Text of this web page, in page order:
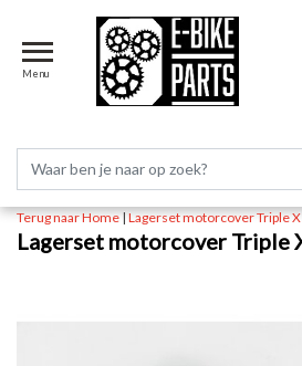
Menu
Terug naar Home|Lagerset motorcover Triple X
Lagerset motorcover Triple